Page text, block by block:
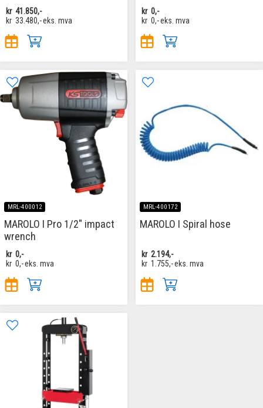
kr 41.850,-
kr 33.480,-eks. mva
kr 0,-
kr 0,-eks. mva
MRL-400012
MAROLO I Pro 1/2" impact
wrench
kr 0,-
kr 0,-eks. mva
MRL-400172
MAROLO I Spiral hose
kr 2.194,-
kr 1.755,-eks. mva